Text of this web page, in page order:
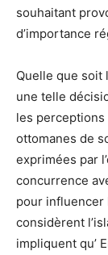
souhaitant
d’importance
Quelle que soit
une telle
les
ottomanes de
exprimées par
concurrence
pour influencer
considèrent
impliquent qu’